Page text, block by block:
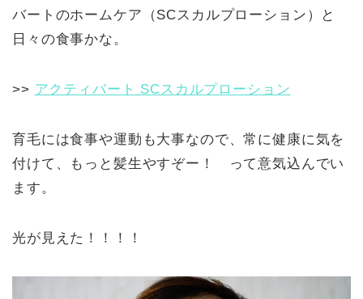
バートのホームケア（SCスカルプローション）と
日々の食事かな。
>> アクティバート SCスカルプローション
育毛には食事や運動も大事なので、常に健康に気を
付けて、もっと髪生やすぞー！ って意気込んでい
ます。
光が見えた！！！！